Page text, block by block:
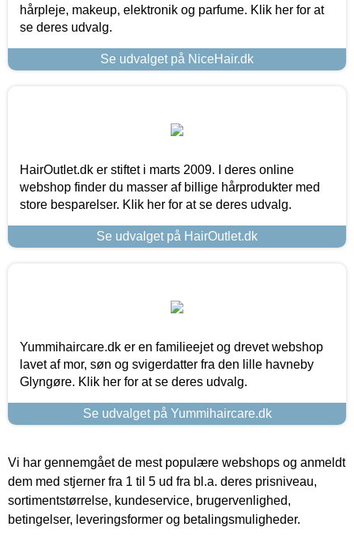
hårpleje, makeup, elektronik og parfume. Klik her for at
se deres udvalg.
Se udvalget på NiceHair.dk
HairOutlet.dk er stiftet i marts 2009. I deres online
webshop finder du masser af billige hårprodukter med
store besparelser. Klik her for at se deres udvalg.
Se udvalget på HairOutlet.dk
Yummihaircare.dk er en familieejet og drevet webshop
lavet af mor, søn og svigerdatter fra den lille havneby
Glyngøre. Klik her for at se deres udvalg.
Se udvalget på Yummihaircare.dk
Vi har gennemgået de mest populære webshops og anmeldt
dem med stjerner fra 1 til 5 ud fra bl.a. deres prisniveau,
sortimentstørrelse, kundeservice, brugervenlighed,
betingelser, leveringsformer og betalingsmuligheder.